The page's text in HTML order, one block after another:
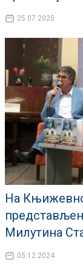
25.07.2025
На
Милутина
05.12.2024